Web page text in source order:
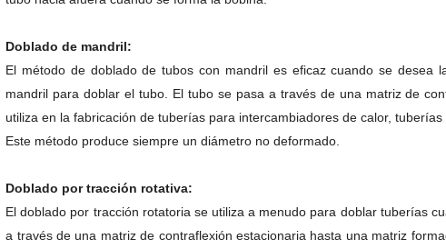
Doblado de mandril:
El método de doblado de tubos con mandril es eficaz cuando se desea
mandril para doblar el tubo. El tubo se pasa a través de una matriz de
utiliza en la fabricación de tuberías para intercambiadores de calor,
Este método produce siempre un diámetro no deformado.
Doblado por tracción rotativa:
El doblado por tracción rotatoria se utiliza a menudo para doblar tuberías
a través de una matriz de contraflexión estacionaria hasta una matriz